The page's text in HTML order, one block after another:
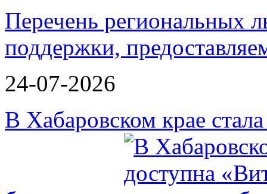
Перечень региональных
поддержки,
24-07-2026
В Хабаровском крае